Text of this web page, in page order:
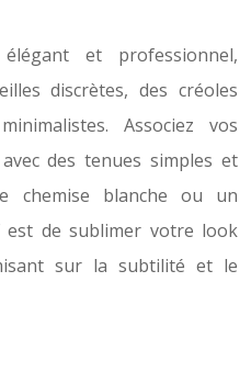
et professionnel,
discrètes, des créoles
Associez vos
des tenues simples et
chemise blanche ou un
est de sublimer votre look
sur la subtilité et le